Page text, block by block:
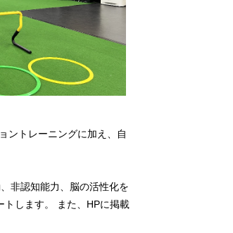
ントレーニングに加え、自
非認知能力、脳の活性化を
します。 また、HPに掲載